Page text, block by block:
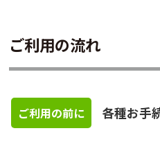
ご利用の流れ
ご利用の前に 各種お手